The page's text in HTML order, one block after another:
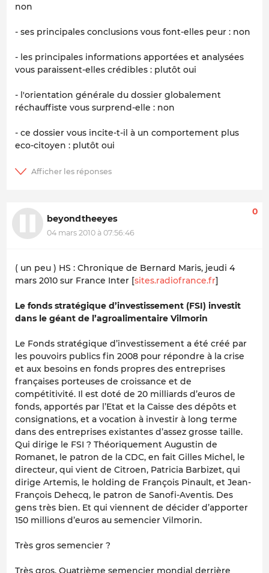
non
- ses principales conclusions vous font-elles peur : non
- les principales informations apportées et analysées
vous paraissent-elles crédibles : plutôt oui
- l'orientation générale du dossier globalement
réchauffiste vous surprend-elle : non
- ce dossier vous incite-t-il à un comportement plus
eco-citoyen : plutôt oui
beyondtheeyes
04 mars 2010 à 07:56:46
0
( un peu ) HS : Chronique de Bernard Maris, jeudi 4
mars 2010 sur France Inter [sites.radiofrance.fr]
Le fonds stratégique d’investissement (FSI) investit
dans le géant de l’agroalimentaire Vilmorin
Le Fonds stratégique d’investissement a été créé par
les pouvoirs publics fin 2008 pour répondre à la crise
et aux besoins en fonds propres des entreprises
françaises porteuses de croissance et de
compétitivité. Il est doté de 20 milliards d’euros de
fonds, apportés par l’Etat et la Caisse des dépôts et
consignations, et a vocation à investir à long terme
dans des entreprises existantes d’assez grosse taille.
Qui dirige le FSI ? Théoriquement Augustin de
Romanet, le patron de la CDC, en fait Gilles Michel, le
directeur, qui vient de Citroen, Patricia Barbizet, qui
dirige Artemis, le holding de François Pinault, et Jean-
François Dehecq, le patron de Sanofi-Aventis. Des
gens très bien. Et qui viennent de décider d’apporter
150 millions d’euros au semencier Vilmorin.
Très gros semencier ?
Très gros, Quatrième semencier mondial derrière